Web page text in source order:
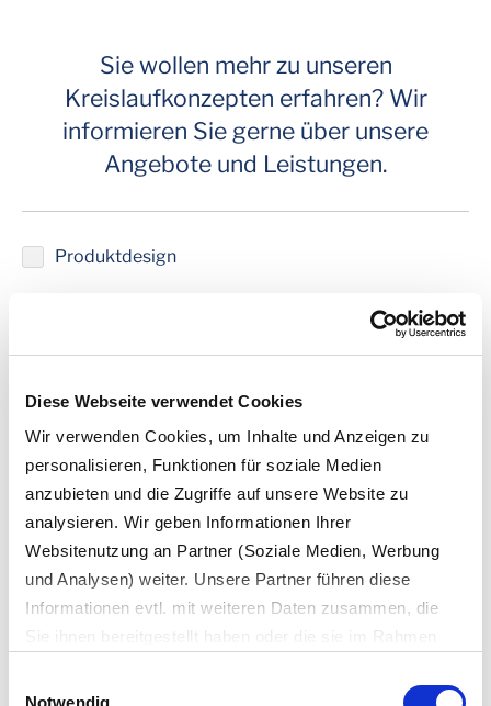
Diese Webseite verwendet Cookies
Wir verwenden Cookies, um Inhalte und Anzeigen zu
personalisieren, Funktionen für soziale Medien
anzubieten und die Zugriffe auf unsere Website zu
analysieren. Wir geben Informationen Ihrer
Websitenutzung an Partner (Soziale Medien, Werbung
und Analysen) weiter. Unsere Partner führen diese
Informationen evtl. mit weiteren Daten zusammen, die
Sie ihnen bereitgestellt haben oder die sie im Rahmen
Es werden bei der Nutzung unserer Website Daten in die
Notwendig
Sie wollen mehr zu unseren
Kreislaufkonzepten erfahren? Wir
informieren Sie gerne über unsere
Angebote und Leistungen.
Produktdesign